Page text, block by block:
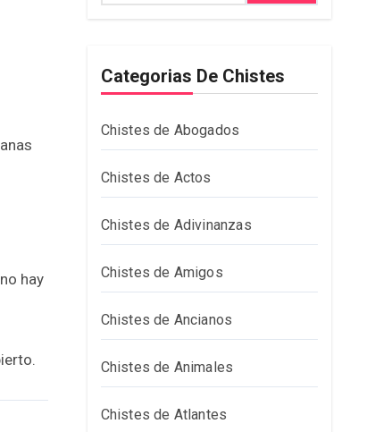
hay
Categorias De Chistes
Chistes de Abogados
Chistes de Actos
Chistes de Adivinanzas
Chistes de Amigos
Chistes de Ancianos
Chistes de Animales
Chistes de Atlantes